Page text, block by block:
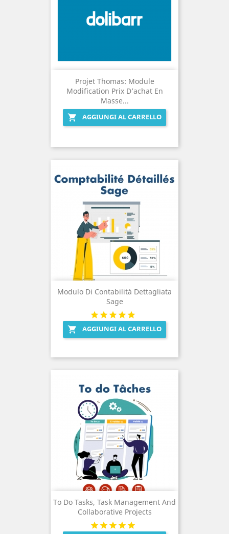
Projet Thomas: Module
Modification Prix D’achat En
Masse...

AGGIUNGI AL CARRELLO
Modulo Di Contabilità Dettagliata
Sage
 AGGIUNGI AL CARRELLO
To Do Tasks, Task Management And
Collaborative Projects